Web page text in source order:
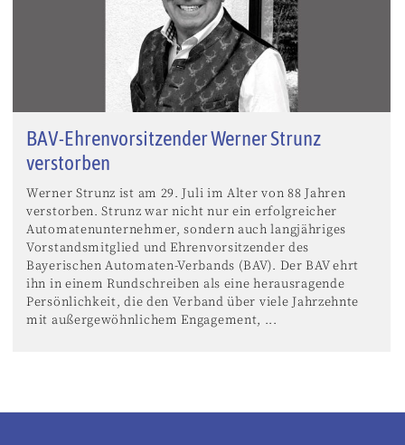
BAV-Ehrenvorsitzender Werner Strunz
verstorben
Werner Strunz ist am 29. Juli im Alter von 88 Jahren
verstorben. Strunz war nicht nur ein erfolgreicher
Automatenunternehmer, sondern auch langjähriges
Vorstandsmitglied und Ehrenvorsitzender des
Bayerischen Automaten-Verbands (BAV). Der BAV ehrt
ihn in einem Rundschreiben als eine herausragende
Persönlichkeit, die den Verband über viele Jahrzehnte
mit außergewöhnlichem Engagement, ...